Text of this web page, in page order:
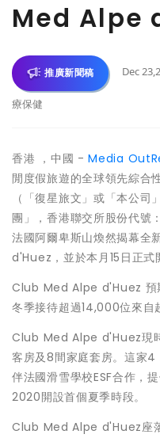
Med Alpe
推廣新聞稿 Dec
療保健
香港 ，中國 -Media
閒度假旅遊的全球領先綜合
（「復星旅文」或「本公
團」，香港聯交所股份代
法國阿爾卑斯山煥然揭幕
d'Huez，並於本月15日正式
Club Med Alpe d'Huez 預
冬季接待超過14,000位來自
Club Med Alpe d'Huez現
客房及8間家庭套房。這家
伴法國滑雪學校ESF合作，
2020開設首個夏季時段。
Club Med Alpe d'Huez座